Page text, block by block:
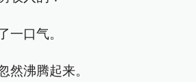
一口气。
然沸腾起来。